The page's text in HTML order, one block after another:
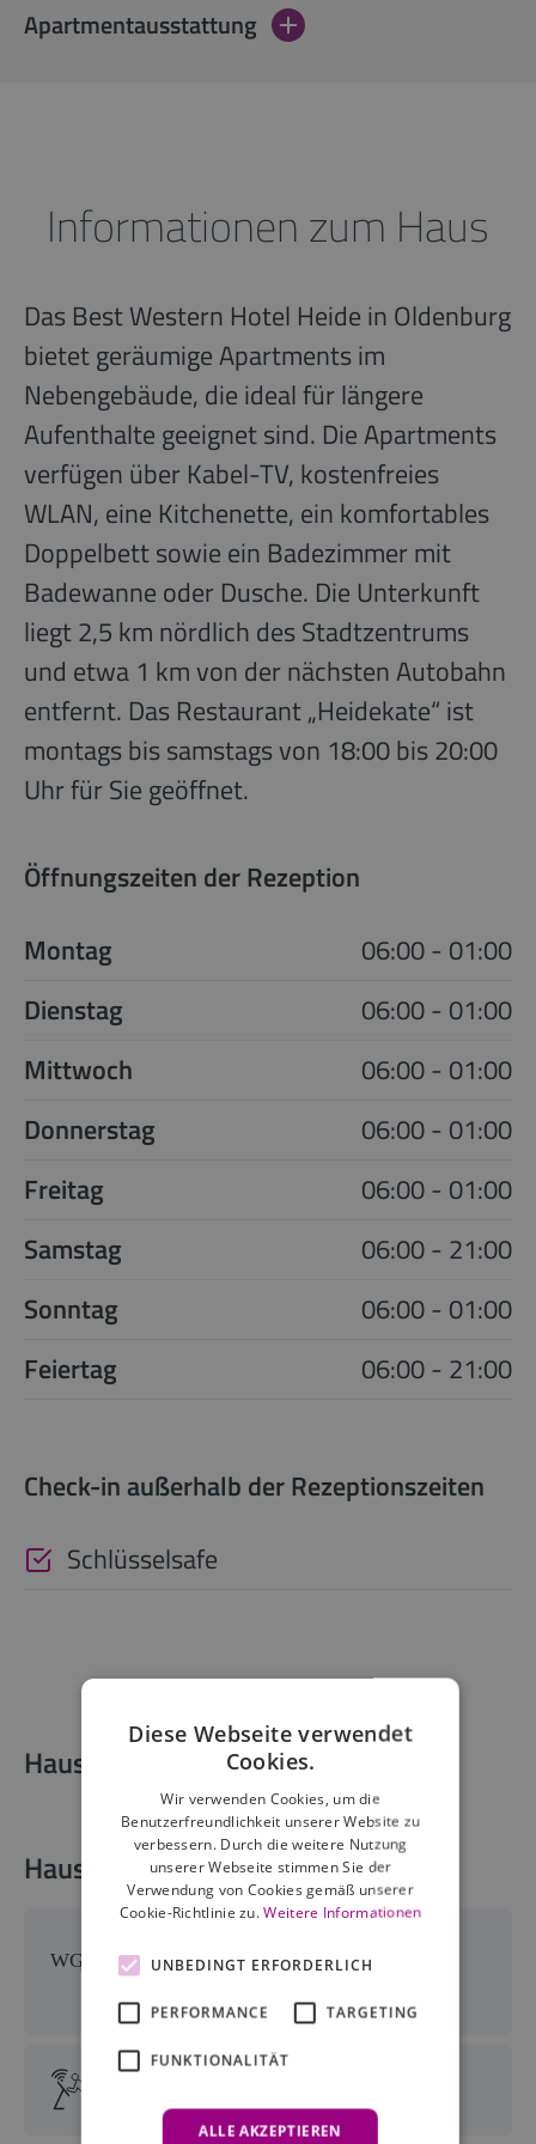
Apartmentausstattung
Informationen zum Haus
Das Best Western Hotel Heide in Oldenburg
bietet geräumige Apartments im
Nebengebäude, die ideal für längere
Aufenthalte geeignet sind. Die Apartments
verfügen über Kabel-TV, kostenfreies
WLAN, eine Kitchenette, ein komfortables
Doppelbett sowie ein Badezimmer mit
Badewanne oder Dusche. Die Unterkunft
liegt 2,5 km nördlich des Stadtzentrums
und etwa 1 km von der nächsten Autobahn
entfernt. Das Restaurant „Heidekate“ ist
montags bis samstags von 18:00 bis 20:00
Uhr für Sie geöffnet.
Öffnungszeiten der Rezeption
Montag
06:00 - 01:00
Dienstag
06:00 - 01:00
Mittwoch
06:00 - 01:00
Donnerstag
06:00 - 01:00
Freitag
06:00 - 01:00
Samstag
06:00 - 21:00
Sonntag
06:00 - 01:00
Feiertag
06:00 - 21:00
Check-in außerhalb der Rezeptionszeiten
Schlüsselsafe
Hausdetails
Haus-Services
Wohnungsgeberbestätigung
wird ausgestellt
Diese Webseite verwendet
Cookies.
Wir verwenden Cookies, um die
Benutzerfreundlichkeit unserer Website zu
verbessern. Durch die weitere Nutzung
unserer Webseite stimmen Sie der
Verwendung von Cookies gemäß unserer
Cookie-Richtlinie zu.Weitere Informationen
UNBEDINGT ERFORDERLICH
PERFORMANCE TARGETING
FUNKTIONALITÄT
ALLE AKZEPTIEREN